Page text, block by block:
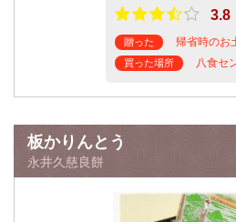
3.8
贈った 帰省時のお
買った場所 八食セ
板かりんとう
永井久慈良餅